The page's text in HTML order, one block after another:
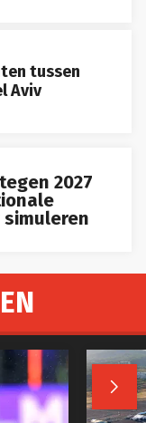
tussen
Aviv
2027
